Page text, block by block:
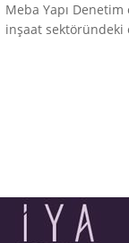
Meba Yapı Denetim
inşaat